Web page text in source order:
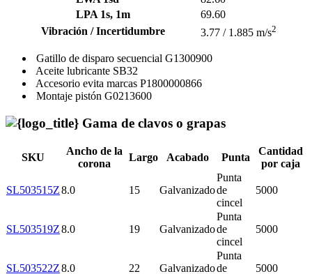
LPA 1s, 1m
69.60
Vibración / Incertidumbre
3.77 / 1.885 m/s2
Gatillo de disparo secuencial G1300900
Aceite lubricante SB32
Accesorio evita marcas P1800000866
Montaje pistón G0213600
Gama de clavos o grapas
SKU
Ancho de la
corona
Largo Acabado Punta
Cantidad
por caja
SL503515Z8.0 15 Galvanizado
Punta
de
cincel
5000
SL503519Z8.0 19 Galvanizado
Punta
de
cincel
5000
SL503522Z8.0 22 Galvanizado
Punta
de
5000